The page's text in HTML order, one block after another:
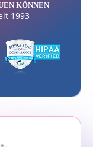
KÖNNEN
1993